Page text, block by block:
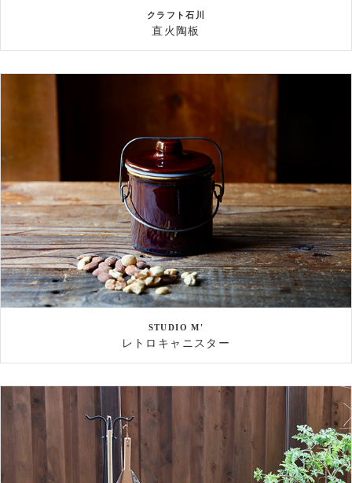
クラフト石川
直火陶板
STUDIO M'
レトロキャニスター